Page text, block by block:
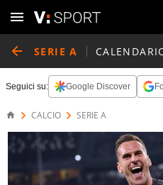
SERIE A
Seguici su: Google Discover
CALCIO SERIE A